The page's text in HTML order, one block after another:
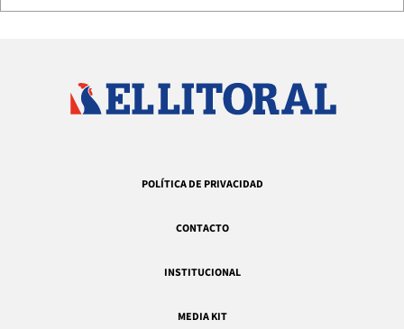
POLÍTICA DE PRIVACIDAD
CONTACTO
INSTITUCIONAL
MEDIA KIT